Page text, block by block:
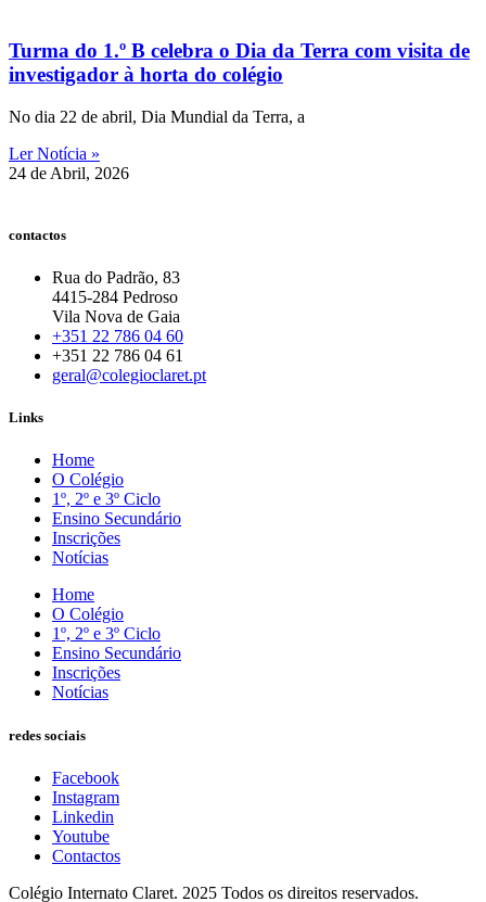
Turma do 1.º B celebra o Dia da Terra com visita de
investigador à horta do colégio
No dia 22 de abril, Dia Mundial da Terra, a
Ler Notícia »
24 de Abril, 2026
contactos
Rua do Padrão, 83
4415-284 Pedroso
Vila Nova de Gaia
+351 22 786 04 60
+351 22 786 04 61
geral@colegioclaret.pt
Links
Home
O Colégio
1º, 2º e 3º Ciclo
Ensino Secundário
Inscrições
Notícias
Home
O Colégio
1º, 2º e 3º Ciclo
Ensino Secundário
Inscrições
Notícias
redes sociais
Facebook
Instagram
Linkedin
Youtube
Contactos
Colégio Internato Claret. 2025 Todos os direitos reservados.